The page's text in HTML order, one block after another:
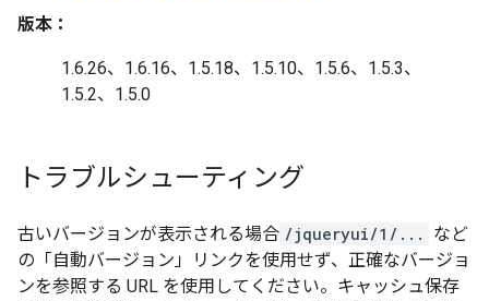
版本：
1.6.26、1.6.16、1.5.18、1.5.10、1.5.6、1.5.3、
1.5.2、1.5.0
トラブルシューティング
古いバージョンが表示される場合 /jqueryui/1/...
など
の「自動バージョン」リンクを使用せず、正確なバージョ
ンを参照する URL を使用してください。キャッシュ保存